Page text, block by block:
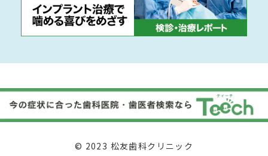
© 2023 松友歯科クリニック